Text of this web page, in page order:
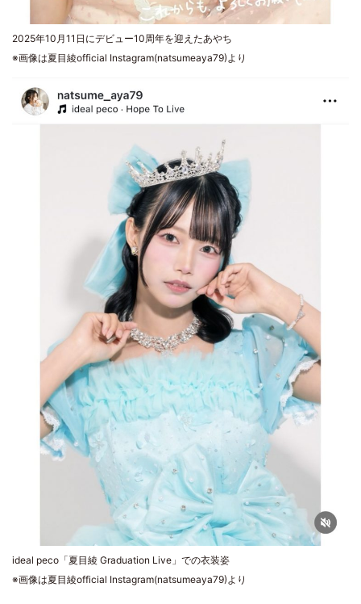
2025年10月11日にデビュー10周年を迎えたあやち
※画像は夏目綾official Instagram(natsumeaya79)より
ideal peco「夏目綾 Graduation Live」での衣装姿
※画像は夏目綾official Instagram(natsumeaya79)より